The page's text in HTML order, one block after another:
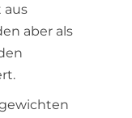
aus
aber als